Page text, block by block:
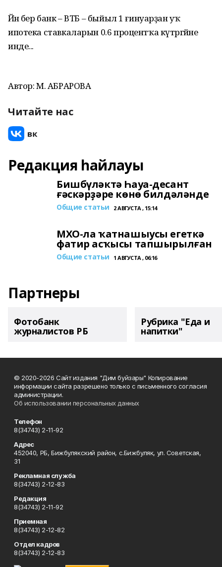
Йәнә бер банк – ВТБ – быйыл 1 ғинуарҙан уҡ
ипотека ставкаларын 0.6 процентҡа күтәргәйне
инде...
Автор: М. АБРАРОВА
Читайте нас
Редакция һайлауы
Бишбүләктә Һауа-десант
ғәскәрҙәре көнө билдәләнде
Общие статьи 2 АВГУСТА , 15:14
МХО-ла ҡатнашыусы егеткә
фатир асҡысы тапшырылған
Общие статьи 1 АВГУСТА , 06:16
Партнеры
Фотобанк
журналистов РБ
Рубрика "Еда и
напитки"
© 2020-2026 Сайт издания "Дим буйзары" Копирование
информации сайта разрешено только с письменного согласия
администрации.
Об использовании персональных данных
Телефон
8(34743) 2-11-92
Адрес
452040, РБ, Бижбулякский район, с.Бижбуляк, ул. Советская,
31
Рекламная служба
8(34743) 2-12-83
Редакция
8(34743) 2-11-92
Приемная
8(34743) 2-12-82
Отдел кадров
8(34743) 2-12-83